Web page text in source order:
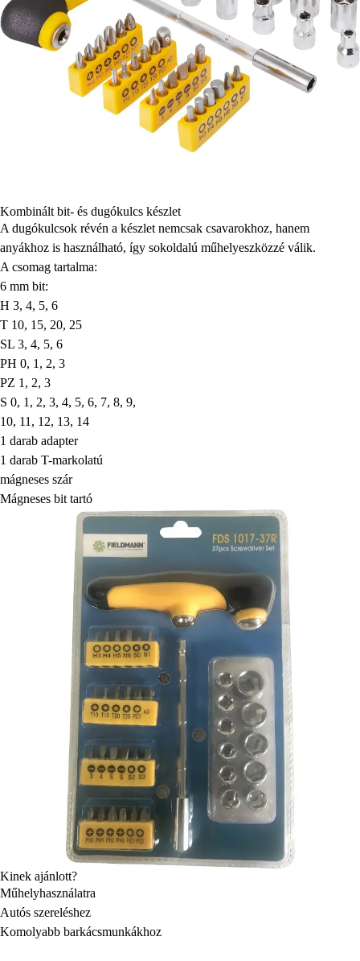
Kombinált bit- és dugókulcs készlet
A dugókulcsok révén a készlet nemcsak csavarokhoz, hanem
anyákhoz is használható, így sokoldalú műhelyeszközzé válik.
A csomag tartalma:
6 mm bit:
H 3, 4, 5, 6
T 10, 15, 20, 25
SL 3, 4, 5, 6
PH 0, 1, 2, 3
PZ 1, 2, 3
S 0, 1, 2, 3, 4, 5, 6, 7, 8, 9,
10, 11, 12, 13, 14
1 darab adapter
1 darab T-markolatú
mágneses szár
Mágneses bit tartó
Kinek ajánlott?
Műhelyhasználatra
Autós szereléshez
Komolyabb barkácsmunkákhoz